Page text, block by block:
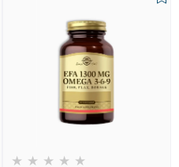
★ ★ ★ ★ ★